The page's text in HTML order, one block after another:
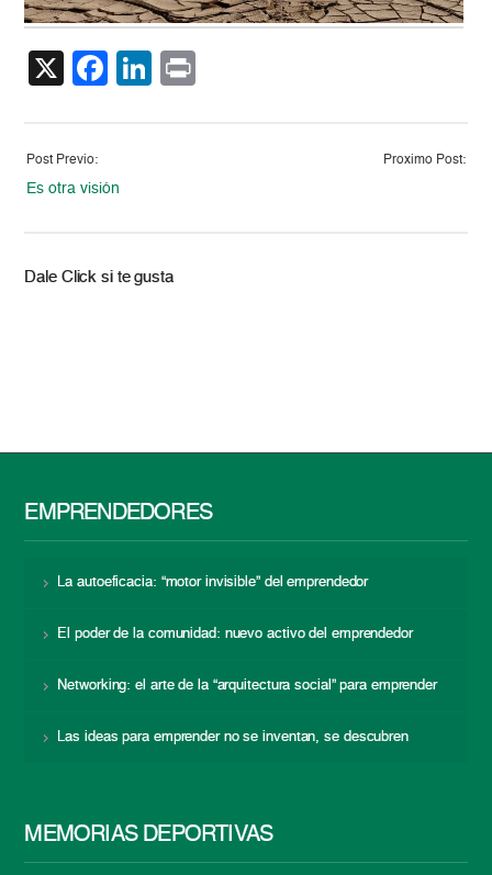
X Facebook
LinkedIn
Post Previo:
Es otra visión
Proximo Post:
Dale Click si te gusta
EMPRENDEDORES
La autoeficacia: “motor invisible” del emprendedor
El poder de la comunidad: nuevo activo del emprendedor
Networking: el arte de la “arquitectura social” para emprender
Las ideas para emprender no se inventan, se descubren
MEMORIAS DEPORTIVAS